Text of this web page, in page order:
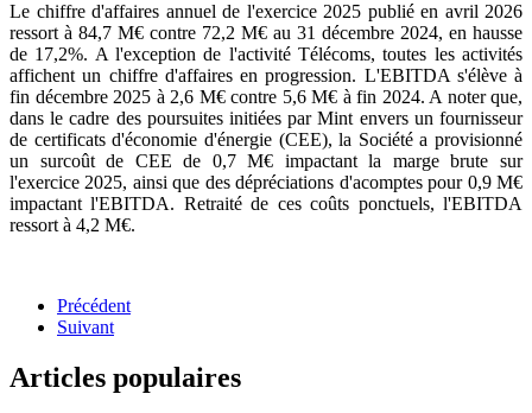
Le chiffre d'affaires annuel de l'exercice 2025 publié en avril 2026
ressort à 84,7 M€ contre 72,2 M€ au 31 décembre 2024, en hausse
de 17,2%. A l'exception de l'activité Télécoms, toutes les activités
affichent un chiffre d'affaires en progression. L'EBITDA s'élève à
fin décembre 2025 à 2,6 M€ contre 5,6 M€ à fin 2024. A noter que,
dans le cadre des poursuites initiées par Mint envers un fournisseur
de certificats d'économie d'énergie (CEE), la Société a provisionné
un surcoût de CEE de 0,7 M€ impactant la marge brute sur
l'exercice 2025, ainsi que des dépréciations d'acomptes pour 0,9 M€
impactant l'EBITDA. Retraité de ces coûts ponctuels, l'EBITDA
ressort à 4,2 M€.
Précédent
Suivant
Articles populaires